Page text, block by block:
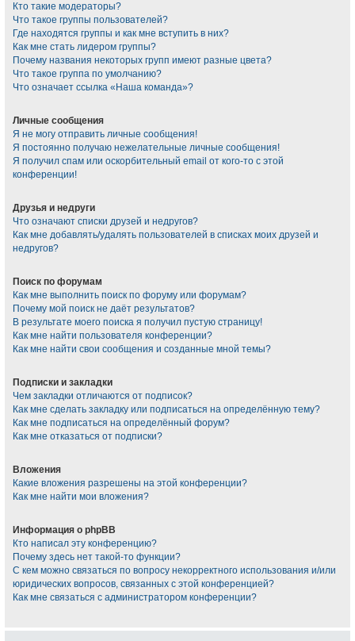
Кто такие модераторы?
Что такое группы пользователей?
Где находятся группы и как мне вступить в них?
Как мне стать лидером группы?
Почему названия некоторых групп имеют разные цвета?
Что такое группа по умолчанию?
Что означает ссылка «Наша команда»?
Личные сообщения
Я не могу отправить личные сообщения!
Я постоянно получаю нежелательные личные сообщения!
Я получил спам или оскорбительный email от кого-то с этой
конференции!
Друзья и недруги
Что означают списки друзей и недругов?
Как мне добавлять/удалять пользователей в списках моих друзей и
недругов?
Поиск по форумам
Как мне выполнить поиск по форуму или форумам?
Почему мой поиск не даёт результатов?
В результате моего поиска я получил пустую страницу!
Как мне найти пользователя конференции?
Как мне найти свои сообщения и созданные мной темы?
Подписки и закладки
Чем закладки отличаются от подписок?
Как мне сделать закладку или подписаться на определённую тему?
Как мне подписаться на определённый форум?
Как мне отказаться от подписки?
Вложения
Какие вложения разрешены на этой конференции?
Как мне найти мои вложения?
Информация о phpBB
Кто написал эту конференцию?
Почему здесь нет такой-то функции?
С кем можно связаться по вопросу некорректного использования и/или
юридических вопросов, связанных с этой конференцией?
Как мне связаться с администратором конференции?